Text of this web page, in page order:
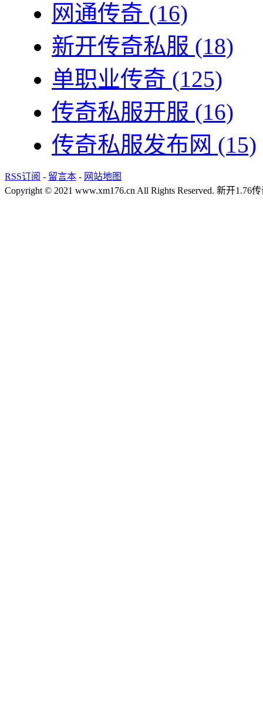
网通传奇 (16)
新开传奇私服 (18)
单职业传奇 (125)
传奇私服开服 (16)
传奇私服发布网 (15)
RSS订阅 - 留言本 - 网站地图
Copyright © 2021 www.xm176.cn All Rights Reserved. 新开1.76